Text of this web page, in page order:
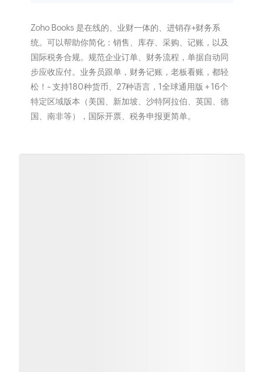
Zoho Books 是在线的、业财一体的、进销存+财务系
统。可以帮助你简化：销售、库存、采购、记账，以及
国际税务合规。规范企业订单、财务流程，单据自动同
步应收应付。业务员跟单，财务记账，老板看账，都轻
松！~ 支持180种货币、27种语言，1全球通用版 + 16个
特定区域版本（美国、新加坡、沙特阿拉伯、英国、德
国、南非等），国际开票、税务申报更简单。